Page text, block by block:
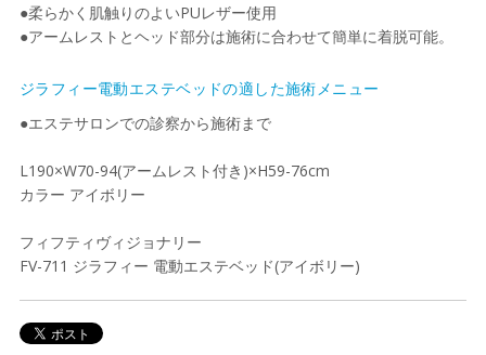
●柔らかく肌触りのよいPUレザー使用
●アームレストとヘッド部分は施術に合わせて簡単に着脱可能。
ジラフィー電動エステベッドの適した施術メニュー
●エステサロンでの診察から施術まで
L190×W70-94(アームレスト付き)×H59-76cm
カラー アイボリー
フィフティヴィジョナリー
FV-711 ジラフィー 電動エステベッド(アイボリー)